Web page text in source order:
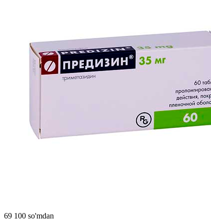
69 100 so'mdan